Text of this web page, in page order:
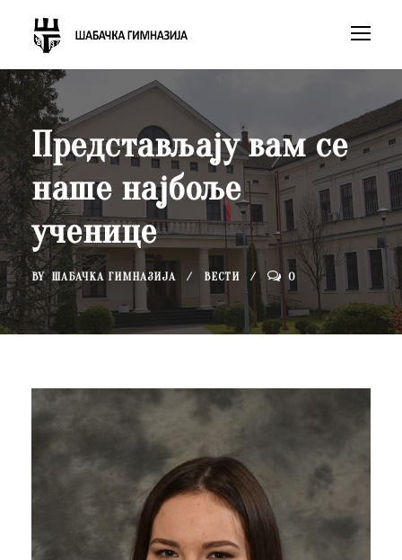
Представљају вам се
наше најбоље
ученице
BY ШАБАЧКА ГИМНАЗИЈА ВЕСТИ 0